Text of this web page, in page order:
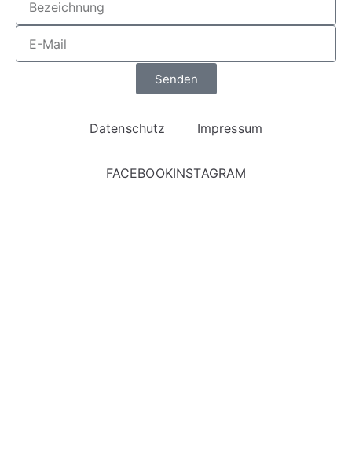
Senden
Datenschutz Impressum
FACEBOOKINSTAGRAM